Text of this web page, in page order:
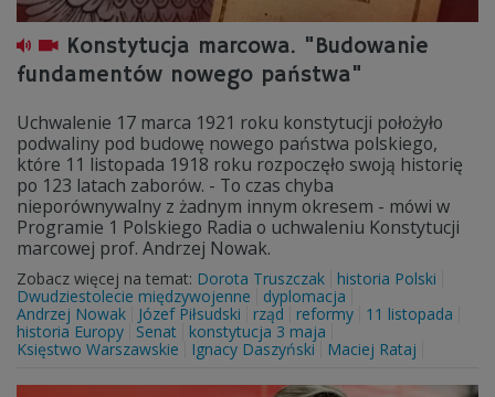
Konstytucja marcowa. "Budowanie
fundamentów nowego państwa"
Uchwalenie 17 marca 1921 roku konstytucji położyło
podwaliny pod budowę nowego państwa polskiego,
które 11 listopada 1918 roku rozpoczęło swoją historię
po 123 latach zaborów. - To czas chyba
nieporównywalny z żadnym innym okresem - mówi w
Programie 1 Polskiego Radia o uchwaleniu Konstytucji
marcowej prof. Andrzej Nowak.
Zobacz więcej na temat: Dorota Truszczak
historia Polski
Dwudziestolecie międzywojenne
dyplomacja
Andrzej Nowak
Józef Piłsudski rząd reformy
11 listopada
historia Europy
Senat
konstytucja 3 maja
Księstwo Warszawskie
Ignacy Daszyński Maciej Rataj